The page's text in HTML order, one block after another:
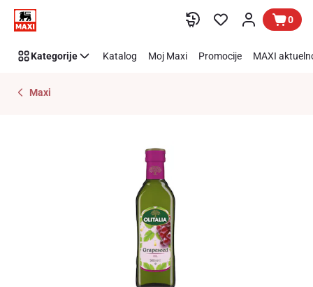
Preskoči link 0
Kategorije Katalog Moj Maxi Promocije MAXI
Maxi